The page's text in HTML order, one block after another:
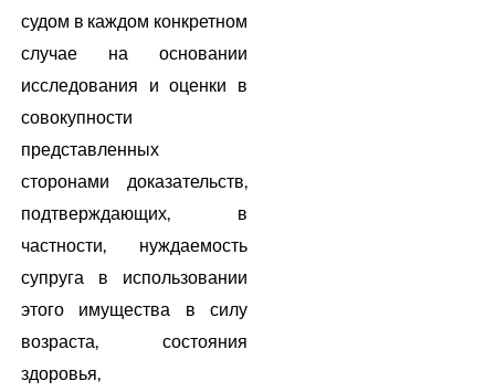
судом в каждом конкретном
случае на основании
исследования и оценки в
совокупности
представленных
сторонами доказательств,
подтверждающих, в
частности, нуждаемость
супруга в использовании
этого имущества в силу
возраста, состояния
здоровья,